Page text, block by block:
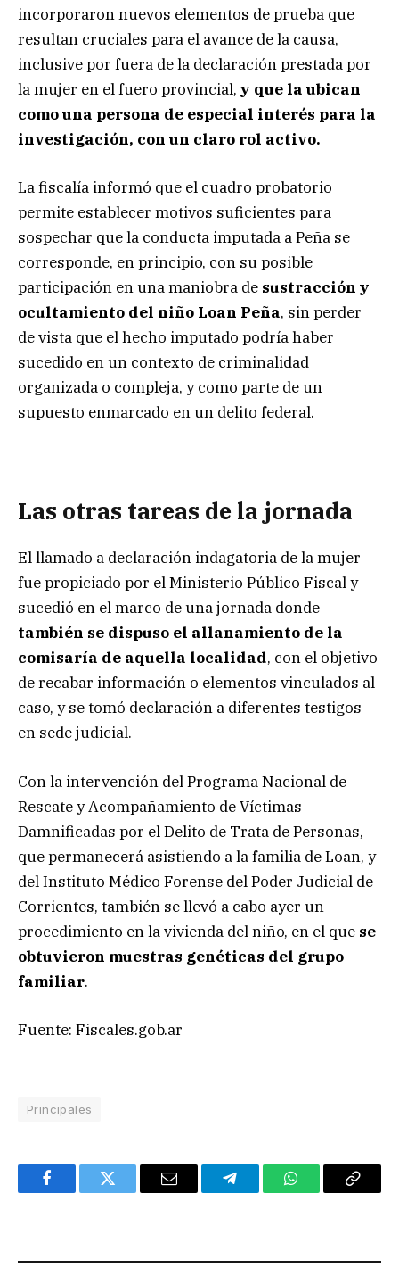
incorporaron nuevos elementos de prueba que
resultan cruciales para el avance de la causa,
inclusive por fuera de la declaración prestada por
la mujer en el fuero provincial, y que la ubican
como una persona de especial interés para la
investigación, con un claro rol activo.
La fiscalía informó que el cuadro probatorio
permite establecer motivos suficientes para
sospechar que la conducta imputada a Peña se
corresponde, en principio, con su posible
participación en una maniobra de sustracción y
ocultamiento del niño Loan Peña, sin perder
de vista que el hecho imputado podría haber
sucedido en un contexto de criminalidad
organizada o compleja, y como parte de un
supuesto enmarcado en un delito federal.
Las otras tareas de la jornada
El llamado a declaración indagatoria de la mujer
fue propiciado por el Ministerio Público Fiscal y
sucedió en el marco de una jornada donde
también se dispuso el allanamiento de la
comisaría de aquella localidad, con el objetivo
de recabar información o elementos vinculados al
caso, y se tomó declaración a diferentes testigos
en sede judicial.
Con la intervención del Programa Nacional de
Rescate y Acompañamiento de Víctimas
Damnificadas por el Delito de Trata de Personas,
que permanecerá asistiendo a la familia de Loan, y
del Instituto Médico Forense del Poder Judicial de
Corrientes, también se llevó a cabo ayer un
procedimiento en la vivienda del niño, en el que se
obtuvieron muestras genéticas del grupo
familiar.
Fuente: Fiscales.gob.ar
Principales
FacebookTwitter Email TelegramWhatsAppCopy